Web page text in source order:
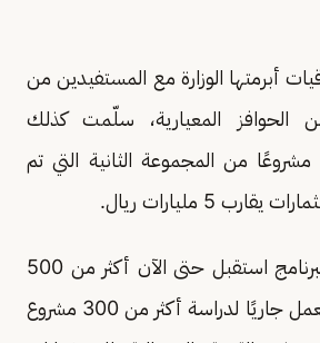
أبرمتها الوزارة مع المستفيدين من
الحوافز المعيارية، سلّمت كذلك
خطابات النوايا لـ25 مشروعًا من المجموعة الثانية التي تم
5 مليارات ريال.
وأعلنت الوزارة أن البرنامج استقبل حتى الآن أكثر من 500
طلب، فيما لا يزال العمل جاريًا لدراسة أكثر من 300 مشروع